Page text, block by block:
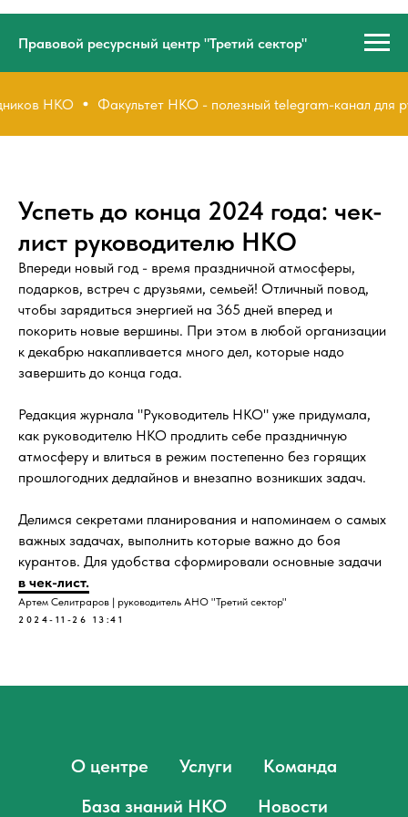
Правовой ресурсный центр "Третий сектор"
НКО Факультет НКО - полезный telegram-канал для
Успеть до конца 2024 года: чек-
лист руководителю НКО
Впереди новый год - время праздничной атмосферы,
подарков, встреч с друзьями, семьей! Отличный повод,
чтобы зарядиться энергией на 365 дней вперед и
покорить новые вершины. При этом в любой организации
к декабрю накапливается много дел, которые надо
завершить до конца года.
Редакция журнала "Руководитель НКО" уже придумала,
как руководителю НКО продлить себе праздничную
атмосферу и влиться в режим постепенно без горящих
прошлогодних дедлайнов и внезапно возникших задач.
Делимся секретами планирования и напоминаем о самых
важных задачах, выполнить которые важно до боя
курантов. Для удобства сформировали основные задачи
в чек-лист.
Артем Селитраров | руководитель АНО "Третий сектор"
2024-11-26 13:41
О центре Услуги
Команда
База знаний НКО
Новости